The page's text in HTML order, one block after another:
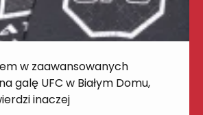
w zaawansowanych
galę UFC w Białym Domu,
inaczej